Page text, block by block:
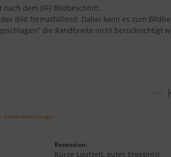
dem (FF) Bildbeschnitt.
Bild formatfüllend. Dabei kann es zum
die Randbreite nicht berücksichtigt
Kundenbewertungen
Rezension:
Kurze Laufzeit, gutes Ergebnis!